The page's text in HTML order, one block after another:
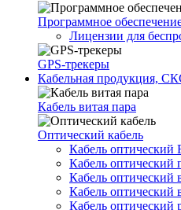
Программное
Лицензии для
GPS-трекеры
Кабельная продукция,
Кабель витая пара
Оптический кабель
Кабель оптический
Кабель оптический
Кабель оптический
Кабель оптический
Кабель оптический